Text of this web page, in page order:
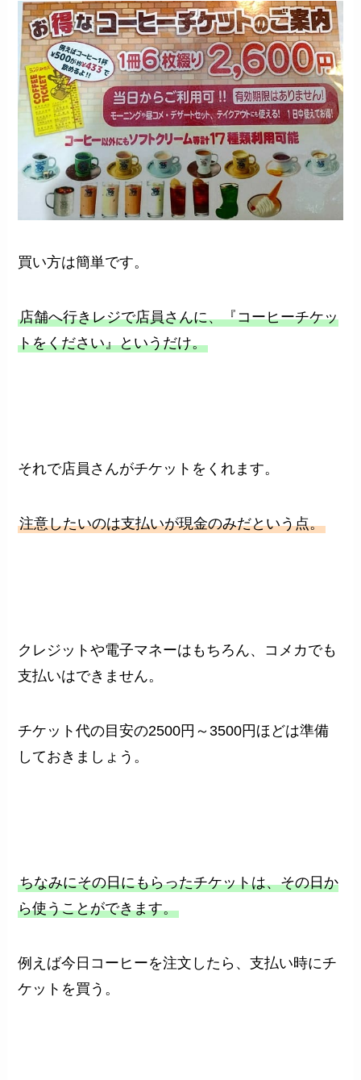
買い方は簡単です。
店舗へ行きレジで店員さんに、『コーヒーチケッ
トをください』というだけ。
それで店員さんがチケットをくれます。
注意したいのは支払いが現金のみだという点。
クレジットや電子マネーはもちろん、コメカでも
支払いはできません。
チケット代の目安の2500円～3500円ほどは準備
しておきましょう。
ちなみにその日にもらったチケットは、その日か
ら使うことができます。
例えば今日コーヒーを注文したら、支払い時にチ
ケットを買う。